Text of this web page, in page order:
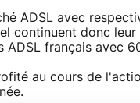
ADSL avec
continuent donc
ADSL français avec
au cours de